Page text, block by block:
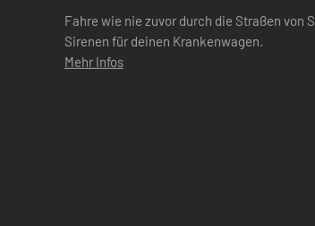
Fahre wie nie zuvor durch die Straßen von
Sirenen für deinen Krankenwagen.
Mehr Infos